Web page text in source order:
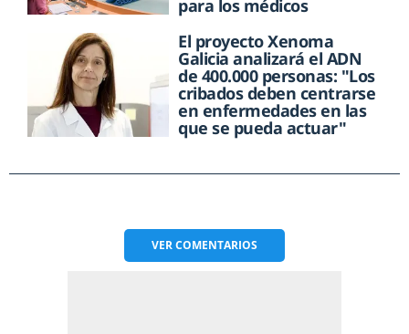
para los médicos
El proyecto Xenoma
Galicia analizará el ADN
de 400.000 personas: "Los
cribados deben centrarse
en enfermedades en las
que se pueda actuar"
VERCOMENTARIOS